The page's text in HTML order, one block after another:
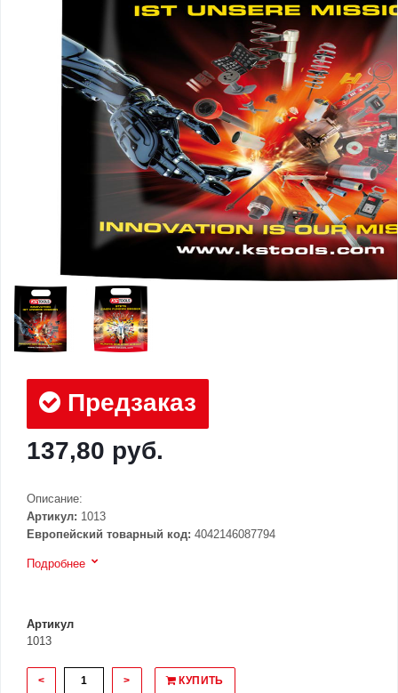
Предзаказ
137,80 руб.
Описание:
Артикул: 1013
Европейский товарный код: 4042146087794
Подробнее
Артикул
1013
< > КУПИТЬ